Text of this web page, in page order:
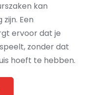
kan
Een
ervoor dat je
zonder dat
hoeft te hebben.